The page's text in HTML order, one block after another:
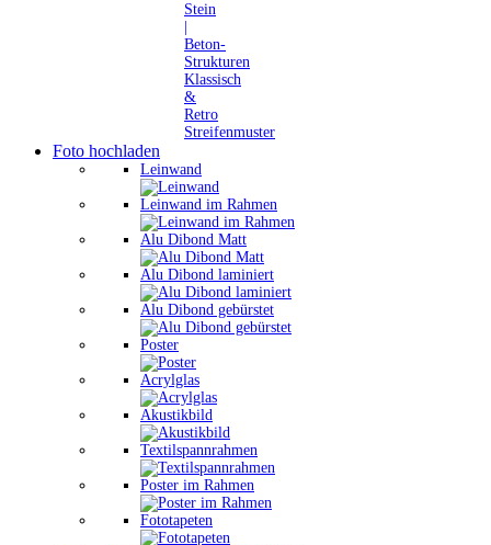
Stein
Beton-
Strukturen
Klassisch
&
Retro
Streifenmuster
Foto hochladen
Leinwand
Leinwand im Rahmen
Alu Dibond Matt
Alu Dibond laminiert
Alu Dibond gebürstet
Poster
Acrylglas
Akustikbild
Textilspannrahmen
Poster im Rahmen
Fototapeten